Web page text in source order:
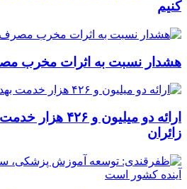
کنیم
هشدار نسبت به اثرات مخرب
ارائه دو میلیون
زائران